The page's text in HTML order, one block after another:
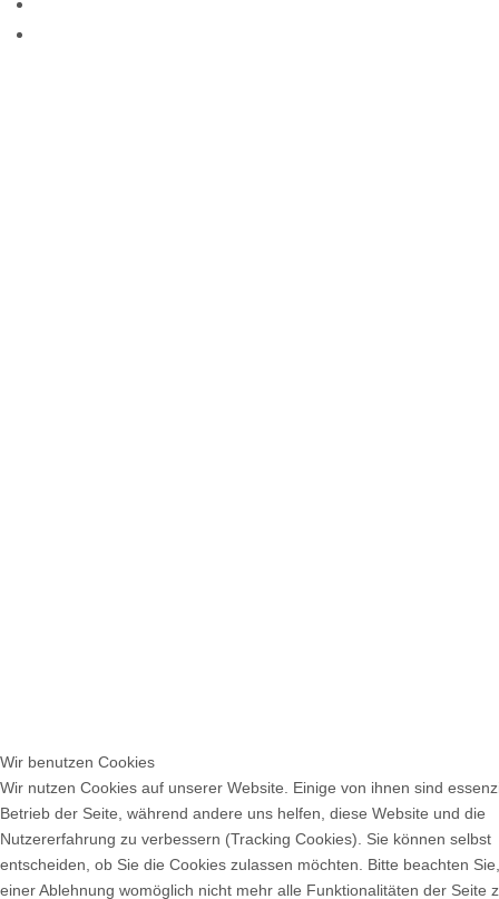
Wir benutzen Cookies
Wir nutzen Cookies auf unserer Website. Einige von ihnen sind
Betrieb der Seite, während andere uns helfen, diese Website und die
Nutzererfahrung zu verbessern (Tracking Cookies). Sie können selbst
entscheiden, ob Sie die Cookies zulassen möchten. Bitte beachten
einer Ablehnung womöglich nicht mehr alle Funktionalitäten der Seite